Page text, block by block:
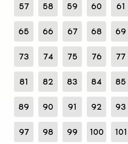
57 58 59 60 61
65 66 67 68 69
73 74 75 76 77
81 82 83 84 85
89 90 91 92 93
97 98 99 100 101